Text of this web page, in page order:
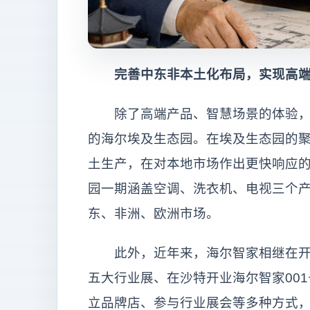
完善中东非本土化布局，实现高端
除了高端产品、智慧场景的体验，
的海尔埃及生态园。在埃及生态园的
土生产，在对本地市场作出更快响应
园一期涵盖空调、洗衣机、电视三个
东、非洲、欧洲市场。
此外，近年来，海尔智家相继在开
五大行业展、在沙特开业海尔智家
立品牌店、参与行业展会等多种方式